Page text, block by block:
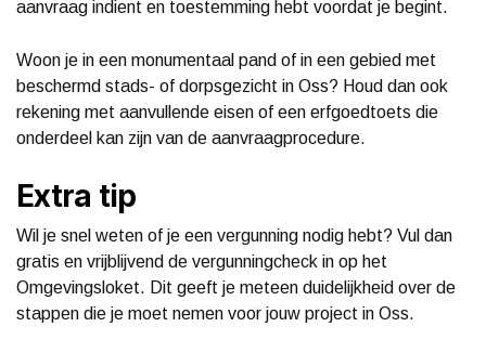
aanvraag indient en toestemming hebt voordat je begint.
Woon je in een monumentaal pand of in een gebied met
beschermd stads- of dorpsgezicht in Oss? Houd dan ook
rekening met aanvullende eisen of een erfgoedtoets die
onderdeel kan zijn van de aanvraagprocedure.
Extra tip
Wil je snel weten of je een vergunning nodig hebt? Vul dan
gratis en vrijblijvend de vergunningcheck in op het
Omgevingsloket. Dit geeft je meteen duidelijkheid over de
stappen die je moet nemen voor jouw project in Oss.